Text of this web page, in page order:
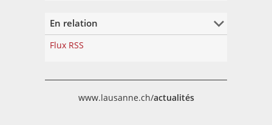
En relation
Flux RSS
www.lausanne.ch/actualités